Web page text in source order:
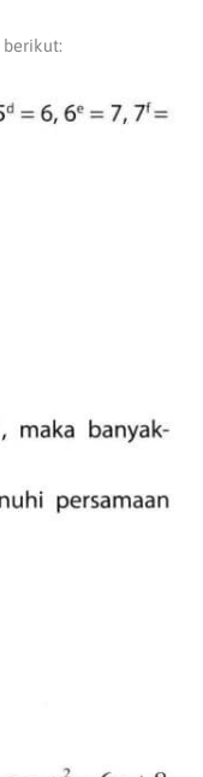
berikut: